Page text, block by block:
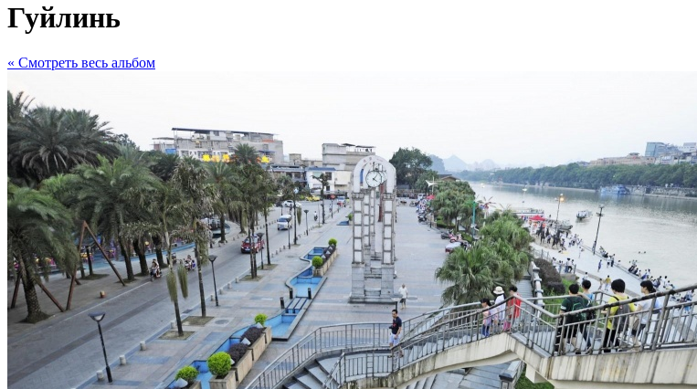
Гуйлинь
« Cмотреть весь альбом